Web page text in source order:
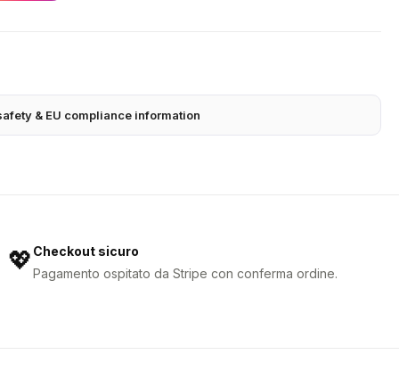
& EU compliance information
💖Checkout sicuro
Pagamento ospitato da Stripe con conferma ordine.